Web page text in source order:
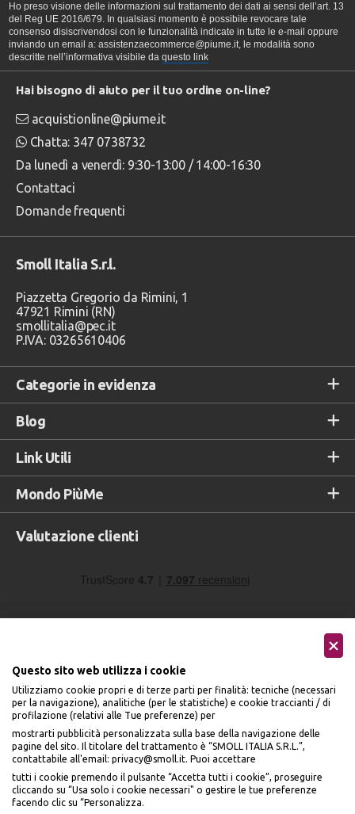
Ho preso visione delle informazioni sul trattamento dei dati ai sensi dell’art. 13
del Reg UE 2016/679. In qualsiasi momento è possibile revocare tale
consenso disiscrivendosi con le funzionalità indicate in tutte le e-mail oppure
inviando un email a: assistenzaecommerce@piume.it, le modalità sono
descritte nell’informativa visibile da questo link
Categorie in evidenza
Blog
Link Utili
Mondo PiùMe
Hai bisogno di aiuto per il tuo ordine on-line?
acquistionline@piume.it
Chatta: 347 0738732
Da lunedì a venerdì: 9:30-13:00 / 14:00-16:30
Contattaci
Domande frequenti
Smoll Italia S.r.l.
Piazzetta Gregorio da Rimini, 1
47921 Rimini (RN)
smollitalia@pec.it
P.IVA: 03265610406
Valutazione clienti
Accettiamo
Seguici sui social
Questo sito web utilizza i cookie
Utilizziamo cookie propri e di terze parti per finalità: tecniche (necessari
per la navigazione), analitiche (per le statistiche) e cookie traccianti / di
profilazione (relativi alle Tue preferenze) per
mostrarti pubblicità personalizzata sulla base della navigazione delle
pagine del sito. Il titolare del trattamento è “SMOLL ITALIA S.R.L.”,
contattabile all'email: privacy@smoll.it. Puoi accettare
tutti i cookie premendo il pulsante “Accetta tutti i cookie”, proseguire
cliccando su “Usa solo i cookie necessari" o gestire le tue preferenze
facendo clic su “Personalizza.